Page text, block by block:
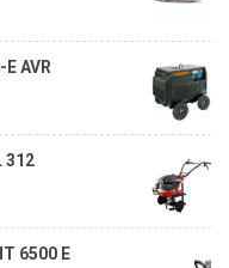
AVR
312
6500 E